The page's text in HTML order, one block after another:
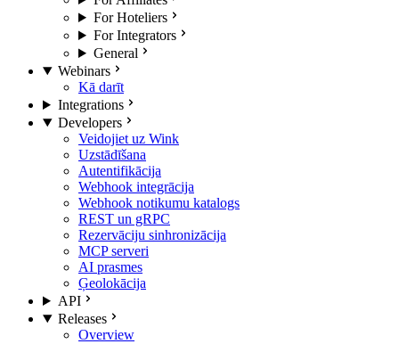
For Hoteliers
For Integrators
General
Webinars
Kā darīt
Integrations
Developers
Veidojiet uz Wink
Uzstādīšana
Autentifikācija
Webhook integrācija
Webhook notikumu katalogs
REST un gRPC
Rezervāciju sinhronizācija
MCP serveri
AI prasmes
Ģeolokācija
API
Releases
Overview